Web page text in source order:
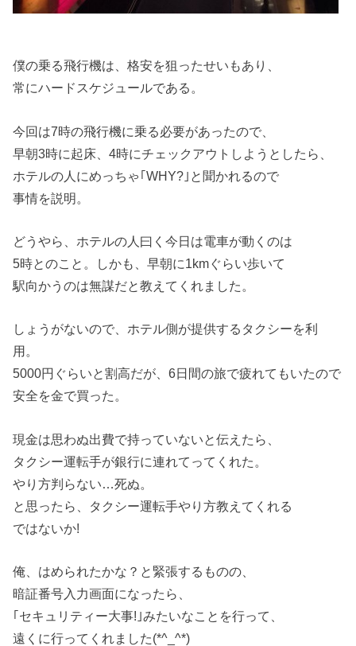
僕の乗る飛行機は、格安を狙ったせいもあり、
常にハードスケジュールである。
今回は7時の飛行機に乗る必要があったので、
早朝3時に起床、4時にチェックアウトしようとしたら、
ホテルの人にめっちゃ｢WHY?｣と聞かれるので
事情を説明。
どうやら、ホテルの人曰く今日は電車が動くのは
5時とのこと。しかも、早朝に1kmぐらい歩いて
駅向かうのは無謀だと教えてくれました。
しょうがないので、ホテル側が提供するタクシーを利
用。
5000円ぐらいと割高だが、6日間の旅で疲れてもいたので
安全を金で買った。
現金は思わぬ出費で持っていないと伝えたら、
タクシー運転手が銀行に連れてってくれた。
やり方判らない…死ぬ。
と思ったら、タクシー運転手やり方教えてくれる
ではないか!
俺、はめられたかな？と緊張するものの、
暗証番号入力画面になったら、
｢セキュリティー大事!｣みたいなことを行って、
遠くに行ってくれました(*^_^*)